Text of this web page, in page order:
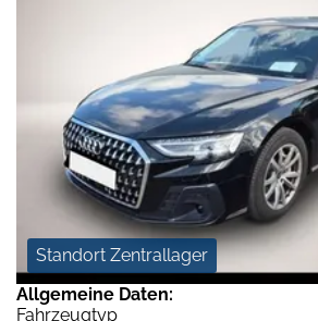
Standort Zentrallager
Allgemeine Daten:
Fahrzeugtyp